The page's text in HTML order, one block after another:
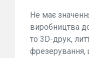
Не має
виробництва
то 3D-друк,
фрезерування,